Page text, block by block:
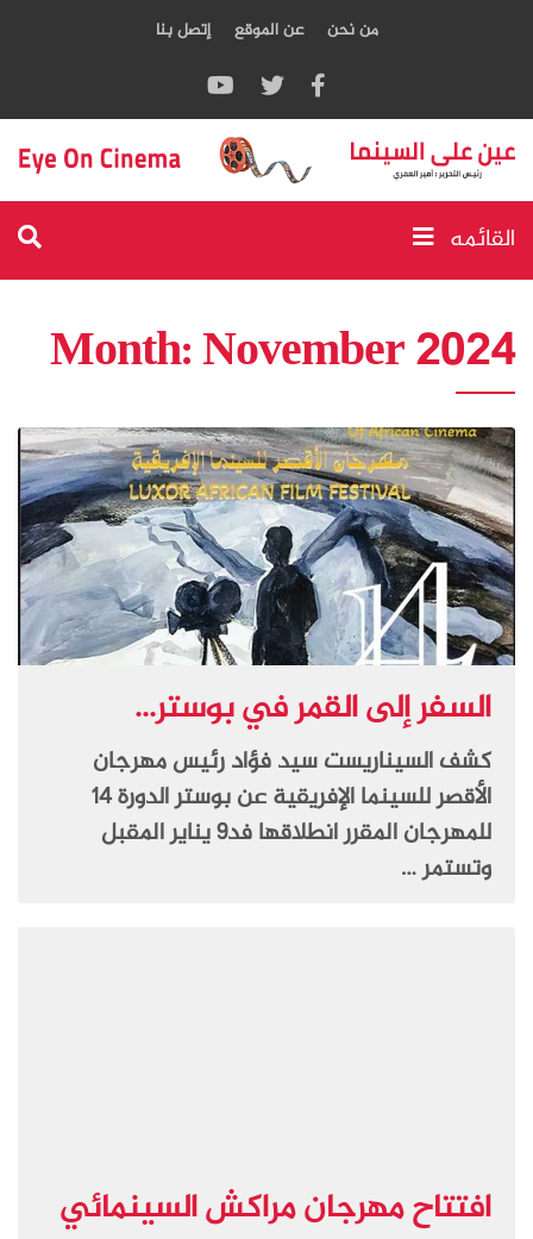
من نحن عن الموقع إتصل بنا
القائمه
Month:November 2024
السفر إلى القمر في بوستر...
كشف السيناريست سيد فؤاد رئيس مهرجان
الأقصر للسينما الإفريقية عن بوستر الدورة 14
للمهرجان المقرر انطلاقها فد9 يناير المقبل
وتستمر …
افتتاح مهرجان مراكش السينمائي